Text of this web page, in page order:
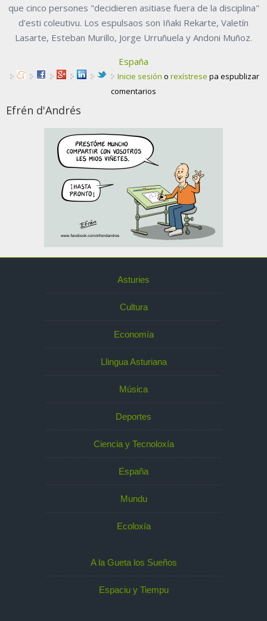
que cinco persones "decidieren asitiase fuera de la disciplina"
d'esti coleutivu. Los espulsaos son Iñaki Rekarte, Valetín
Lasarte, Esteban Murillo, Jorge Urruñuela y Andoni Muñoz.
España
Inicie sesión o rexístrese pa espublizar
comentarios
Efrén d'Andrés
Asturies
Cultura
Economía
Llingua Asturiana
Música
Deportes
Ciencia y Tecnoloxía
España
Mundu
Ecoloxía
A la Gueta los Sueños
Espaciu y Tiempu